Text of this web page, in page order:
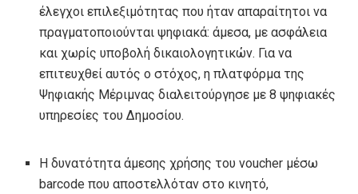
έλεγχοι επιλεξιμότητας που ήταν απαραίτητοι να
πραγματοποιούνται ψηφιακά: άμεσα, με ασφάλεια
και χωρίς υποβολή δικαιολογητικών. Για να
επιτευχθεί αυτός ο στόχος, η πλατφόρμα της
Ψηφιακής Μέριμνας διαλειτούργησε με 8 ψηφιακές
υπηρεσίες του Δημοσίου.
Η δυνατότητα άμεσης χρήσης του voucher μέσω
barcode που αποστελλόταν στο κινητό,